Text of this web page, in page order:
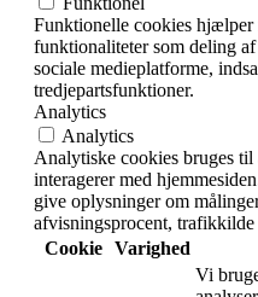
Funktionelle cookies hjælper
funktionaliteter som deling
sociale medieplatforme,
tredjepartsfunktioner.
Analytics
Analytics
Analytiske cookies bruges til
interagerer med
give oplysninger om
afvisningsprocent, trafikkilde
Cookie Varighed
Vi